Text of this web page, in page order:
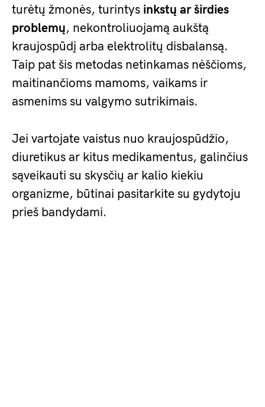
turėtų žmonės, turintys inkstų ar širdies
problemų, nekontroliuojamą aukštą
kraujospūdį arba elektrolitų disbalansą.
Taip pat šis metodas netinkamas nėščioms,
maitinančioms mamoms, vaikams ir
asmenims su valgymo sutrikimais.
Jei vartojate vaistus nuo kraujospūdžio,
diuretikus ar kitus medikamentus, galinčius
sąveikauti su skysčių ar kalio kiekiu
organizme, būtinai pasitarkite su gydytoju
prieš bandydami.